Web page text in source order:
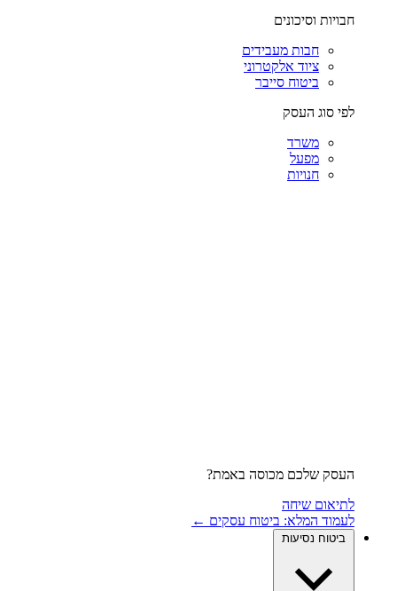
חבויות וסיכונים
חבות מעבידים
ציוד אלקטרוני
ביטוח סייבר
לפי סוג העסק
משרד
מפעל
חנויות
העסק שלכם מכוסה באמת?
לתיאום שיחה
לעמוד המלא: ביטוח עסקים ←
ביטוח נסיעות